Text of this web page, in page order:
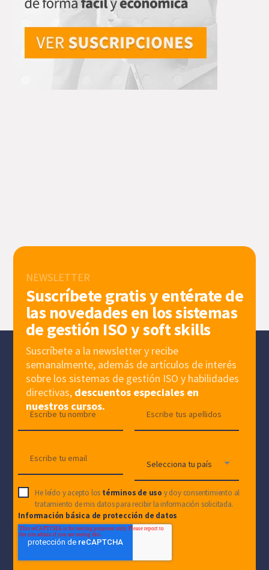
NEWSLETTER
Suscríbete gratis y entérate de
las novedades en los sistemas
de gestión ISO y soft skills
Suscríbete a la newsletter y recibe
semanalmente, además de artículos de interés
sobre los sistemas de gestión ISO y habilidades
directivas, descuentos especiales en
nuestros cursos.
He leído y acepto los términos de uso y doy consentimiento al
tratamiento de mis datos para recibir la información solicitada.
Información básica de protección de datos